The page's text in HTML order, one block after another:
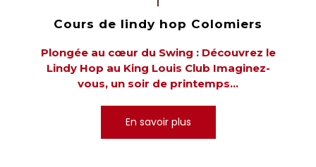
Cours de lindy hop Colomiers
Plongée au cœur du Swing : Découvrez le
Lindy Hop au King Louis Club Imaginez-
vous, un soir de printemps...
En savoir plus